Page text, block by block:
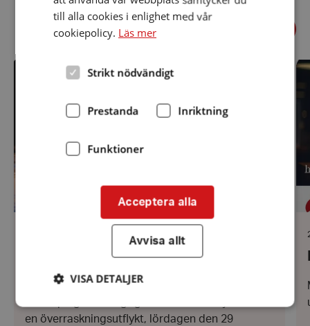
Relaterade nyheterFöregående
Utflykt
Utflykt den 29 augusti
Vi i Hörselskadades Riksförbund (HRF)
en överraskningsutflykt, lördagen den 29
till alla cookies i enlighet med vår
cookiepolicy. Läs mer
Strikt nödvändigt
Prestanda Inriktning
Funktioner
Acceptera alla
Avvisa allt
VISA DETALJER